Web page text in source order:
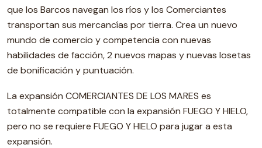
que los Barcos navegan los ríos y los Comerciantes
transportan sus mercancías por tierra. Crea un nuevo
mundo de comercio y competencia con nuevas
habilidades de facción, 2 nuevos mapas y nuevas losetas
de bonificación y puntuación.
La expansión COMERCIANTES DE LOS MARES es
totalmente compatible con la expansión FUEGO Y HIELO,
pero no se requiere FUEGO Y HIELO para jugar a esta
expansión.